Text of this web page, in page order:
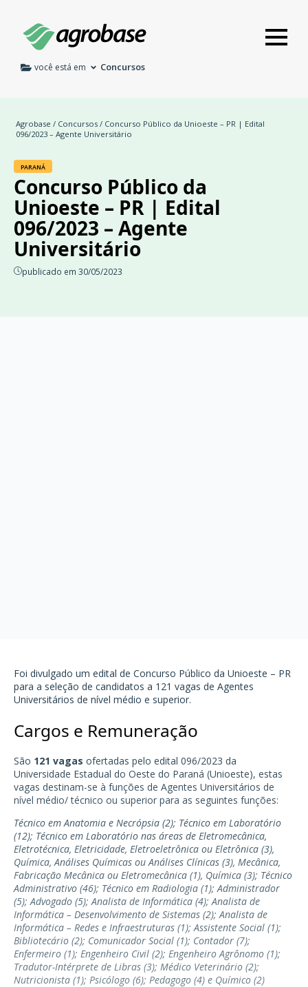
você está em Concursos
Agrobase / Concursos / Concurso Público da Unioeste – PR | Edital
096/2023 – Agente Universitário
PARANÁ
Concurso Público da
Unioeste – PR | Edital
096/2023 – Agente
Universitário
publicado em 30/05/2023
Foi divulgado um edital de Concurso Público da Unioeste – PR
para a seleção de candidatos a 121 vagas de Agentes
Universitários de nível médio e superior.
Cargos e Remuneração
São 121 vagas ofertadas pelo edital 096/2023 da
Universidade Estadual do Oeste do Paraná (Unioeste), estas
vagas destinam-se à funções de Agentes Universitários de
nível médio/ técnico ou superior para as seguintes funções:
Técnico em Anatomia e Necrópsia (2); Técnico em Laboratório
(12); Técnico em Laboratório nas áreas de Eletromecânica,
Eletrotécnica, Eletricidade, Eletroeletrônica ou Eletrônica (3),
Química, Análises Químicas ou Análises Clínicas (3), Mecânica,
Fabricação Mecânica ou Eletromecânica (1), Química (3); Técnico
Administrativo (46); Técnico em Radiologia (1); Administrador
(5); Advogado (5); Analista de Informática (4); Analista de
Informática – Desenvolvimento de Sistemas (2); Analista de
Informática – Redes e Infraestruturas (1); Assistente Social (1);
Bibliotecário (2); Comunicador Social (1); Contador (7);
Enfermeiro (1); Engenheiro Civil (2); Engenheiro Agrônomo (1);
Tradutor-Intérprete de Libras (3); Médico Veterinário (2);
Nutricionista (1); Psicólogo (6); Pedagogo (4) e Químico (2)